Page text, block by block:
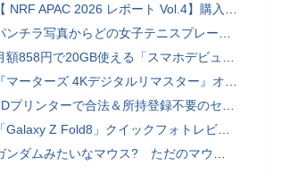
【 NRF APAC 2026 レポート Vol.4】購入の瞬間に眠る価値 Transaction Momentとリテールの次の成長戦略
チラ写真からどの女子テニスプレーヤーのものなのか当てるクイズ「Tennis Upskirts」
858円で20GB使える「スマホデビュープラン U15」ドコモが提供、ahamoも割引になる親子割も
『マーターズ 4Kデジタルリマスター』オールナイト上映、鬼畜な併映作品が決定 全部観たら“生還証”をプレゼント［ホラー通信］
リンターで合法＆所持登録不要のセミオートマチック銃を自作、発砲試験にも成功した猛者が登場
「Galaxy Z Fold8」クイックフォトレビュー
ダムみたいなマウス? ただのマウスとは違うのだよ1944通りの形状に変更できる驚異のマウス